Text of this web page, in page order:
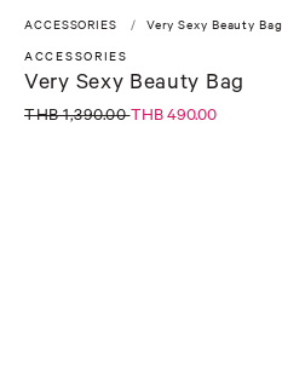
ACCESSORIES
Very Sexy Beauty Bag
ACCESSORIES
Very Sexy Beauty Bag
THB 1,390.00THB 490.00